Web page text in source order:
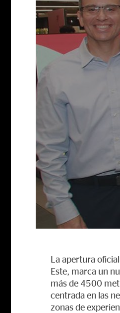
La apertura
Este, marca un
más de 4500
centrada en las
zonas de